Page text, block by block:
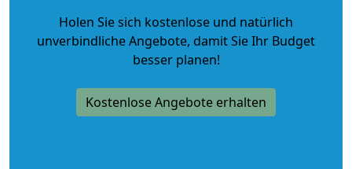
Holen Sie sich kostenlose und natürlich
unverbindliche Angebote, damit Sie Ihr Budget
besser planen!
Kostenlose Angebote erhalten